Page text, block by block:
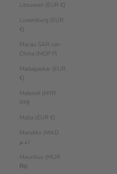
Litouwen (EUR €)
Luxemburg (EUR
€)
Macau SAR van
China (MOP P)
Madagaskar (EUR
€)
Maleisië (MYR
RM)
Malta (EUR €)
Marokko (MAD
د.م.)
Mauritius (MUR
₨)